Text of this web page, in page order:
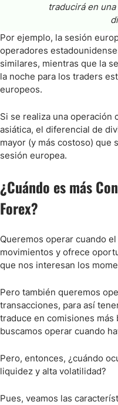
traducirá en
Por ejemplo, la sesión
operadores
similares, mientras que la
la noche para los traders
europeos.
Si se realiza una operación
asiática, el diferencial de
mayor (y más costoso) que
sesión europea.
¿Cuándo es más
Forex?
Queremos operar cuando
movimientos y ofrece
que nos interesan los
Pero también queremos
transacciones, para así
traduce en comisiones más
buscamos operar cuando
Pero, entonces, ¿cuándo
liquidez y alta volatilidad?
Pues, veamos las